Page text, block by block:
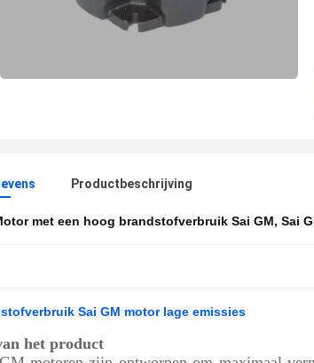
Productbeschrijving
met een hoog brandstofverbruik Sai GM, Sai
Sai GM motor lage emissies
het product